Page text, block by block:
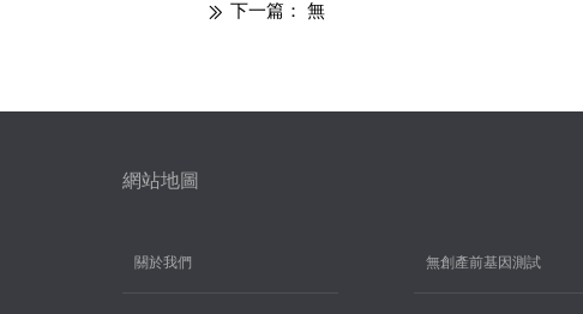
ꅀ 下一篇： 無
無創產前基因測試
關於我們
網站地圖